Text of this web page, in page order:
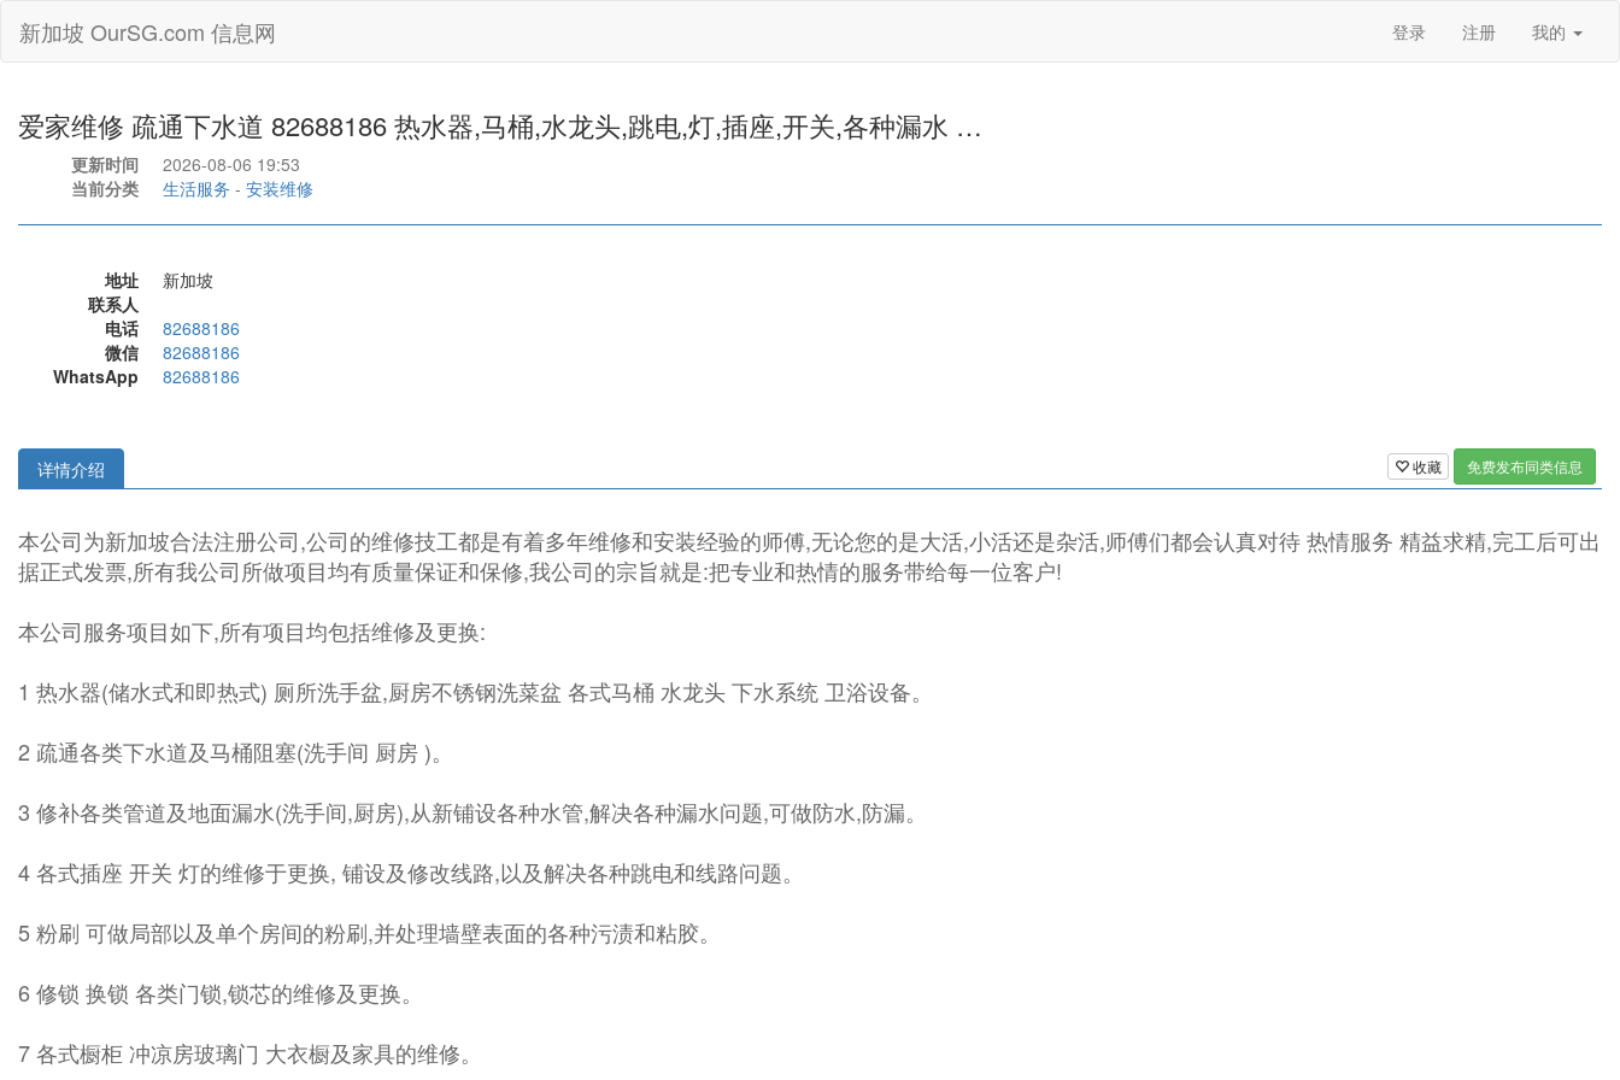
新加坡 OurSG.com 信息网 登录 注册 我的
爱家维修 疏通下水道 82688186 热水器,马桶,水龙头,跳电,灯,插座,开关,各种漏水 …
更新时间
2026-08-06 19:53
当前分类
生活服务 - 安装维修
地址
新加坡
联系人
电话
82688186
微信
82688186
WhatsApp
82688186
收藏 免费发布同类信息
详情介绍
本公司为新加坡合法注册公司,公司的维修技工都是有着多年维修和安装经验的师傅,无论您的是大活,小活还是杂活,师傅们都会认真对待 热情服务 精益求精,完工后可出
据正式发票,所有我公司所做项目均有质量保证和保修,我公司的宗旨就是:把专业和热情的服务带给每一位客户!
本公司服务项目如下,所有项目均包括维修及更换:
1 热水器(储水式和即热式) 厕所洗手盆,厨房不锈钢洗菜盆 各式马桶 水龙头 下水系统 卫浴设备。
2 疏通各类下水道及马桶阻塞(洗手间 厨房 )。
3 修补各类管道及地面漏水(洗手间,厨房),从新铺设各种水管,解决各种漏水问题,可做防水,防漏。
4 各式插座 开关 灯的维修于更换, 铺设及修改线路,以及解决各种跳电和线路问题。
5 粉刷 可做局部以及单个房间的粉刷,并处理墙壁表面的各种污渍和粘胶。
6 修锁 换锁 各类门锁,锁芯的维修及更换。
7 各式橱柜 冲凉房玻璃门 大衣橱及家具的维修。